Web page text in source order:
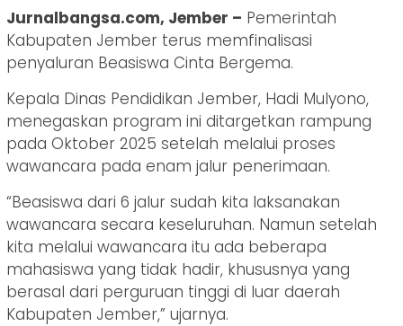
Jurnalbangsa.com, Jember – Pemerintah
Kabupaten Jember terus memfinalisasi
penyaluran Beasiswa Cinta Bergema.
Kepala Dinas Pendidikan Jember, Hadi Mulyono,
menegaskan program ini ditargetkan rampung
pada Oktober 2025 setelah melalui proses
wawancara pada enam jalur penerimaan.
“Beasiswa dari 6 jalur sudah kita laksanakan
wawancara secara keseluruhan. Namun setelah
kita melalui wawancara itu ada beberapa
mahasiswa yang tidak hadir, khususnya yang
berasal dari perguruan tinggi di luar daerah
Kabupaten Jember,” ujarnya.